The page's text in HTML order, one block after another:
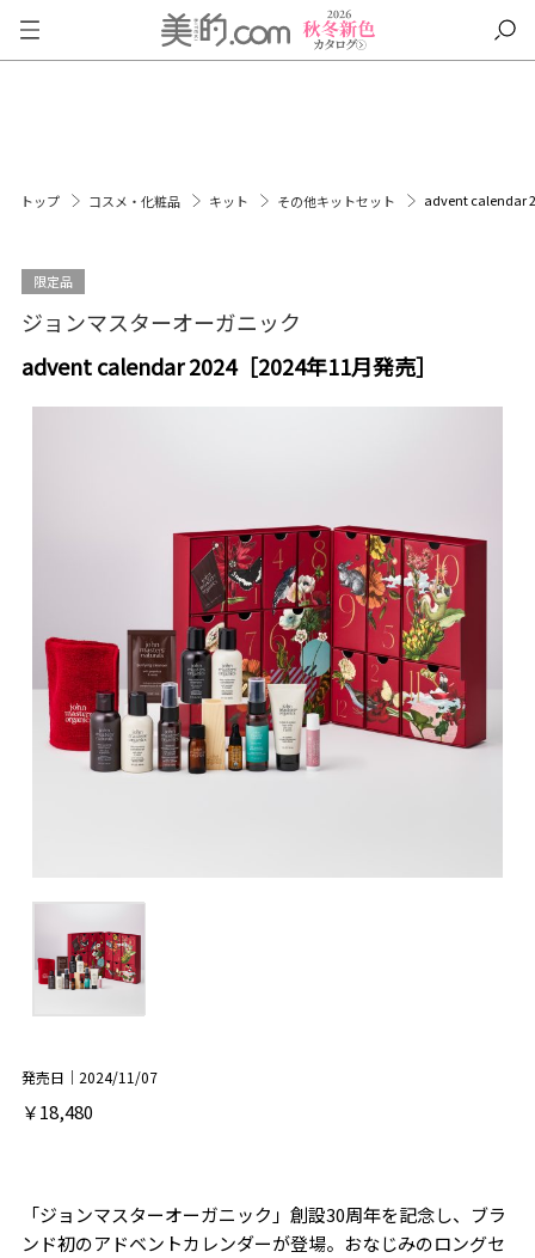
トップ コスメ・化粧品 キット その他キットセット advent calendar
限定品
ジョンマスターオーガニック
advent calendar 2024［2024年11月発売］
発売日｜2024/11/07
￥18,480
「ジョンマスターオーガニック」創設30周年を記念し、ブラ
ンド初のアドベントカレンダーが登場。おなじみのロングセ